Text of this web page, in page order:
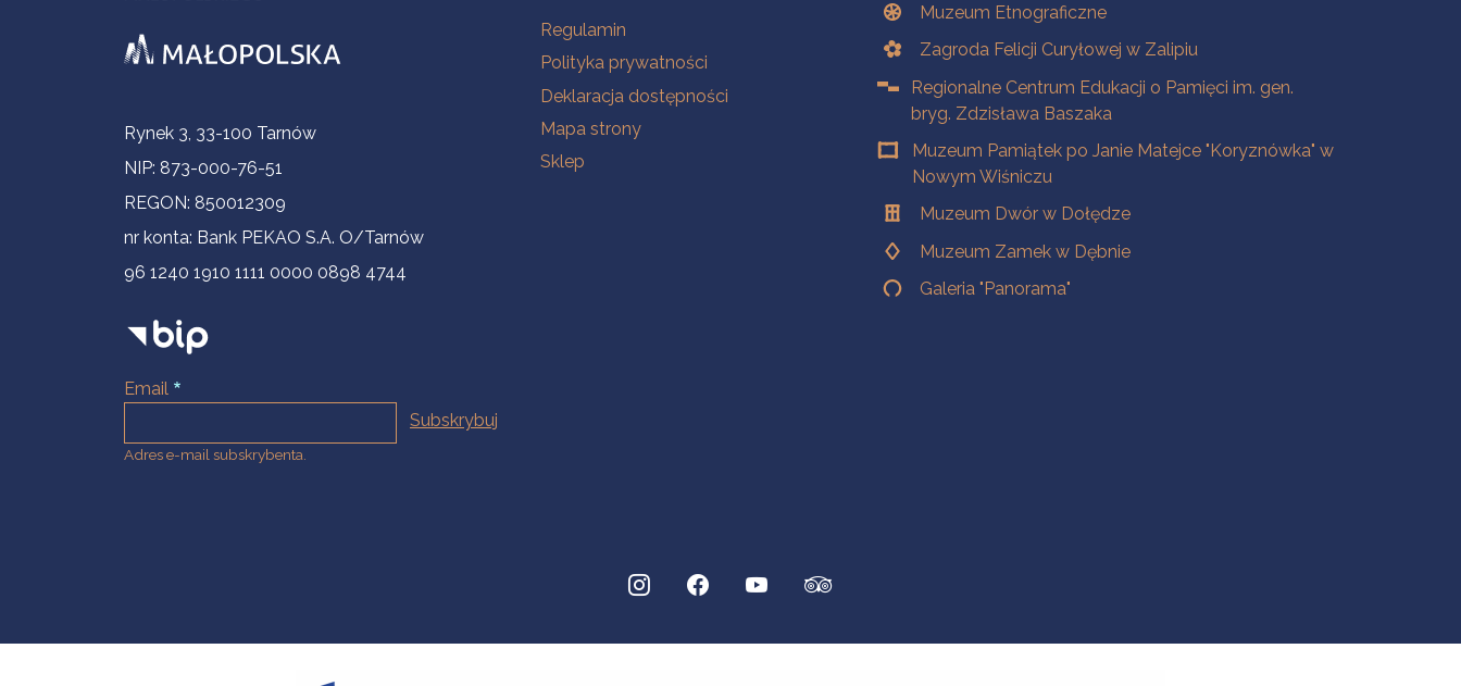
Informacje kontaktowe
Rynek 3, 33-100 Tarnów
NIP: 873-000-76-51
REGON: 850012309
nr konta: Bank PEKAO S.A. O/Tarnów
96 1240 1910 1111 0000 0898 4744
Email
Adres e-mail subskrybenta.
Na skróty
Regulamin
Polityka prywatności
Deklaracja dostępności
Mapa strony
Sklep
Muzeum Etnograficzne
Zagroda Felicji Curyłowej w Zalipiu
Regionalne Centrum Edukacji o Pamięci im. gen.
bryg. Zdzisława Baszaka
Muzeum Pamiątek po Janie Matejce "Koryznówka" w
Nowym Wiśniczu
Muzeum Dwór w Dołędze
Muzeum Zamek w Dębnie
Galeria "Panorama"